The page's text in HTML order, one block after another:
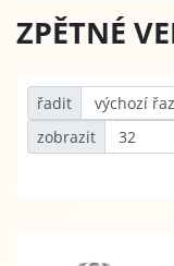
ZPĚTNÉ
řadit
zobrazit